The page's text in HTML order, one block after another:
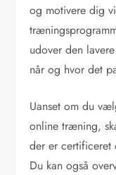
og motivere dig
udover den
når og hvor det
Uanset om du
online træning,
der er
Du kan også